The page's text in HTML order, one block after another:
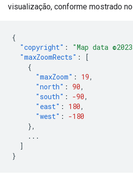
visualização, conforme mostrado
{
"copyright" : "Map data
"maxZoomRects" :
[
{
"maxZoom" : 19,
"north" : 90,
"south" : -90,
"east" : 180,
"west" :
-180
},
...
]
}